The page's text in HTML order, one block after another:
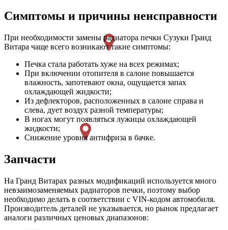
Симптомы и причины неисправности
При необходимости замены радиатора печки Сузуки Гранд
Витара чаще всего возникают такие симптомы:
Печка стала работать хуже на всех режимах;
При включении отопителя в салоне повышается
влажность, запотевают окна, ощущается запах
охлаждающей жидкости;
Из дефлекторов, расположенных в салоне справа и
слева, дует воздух разной температуры;
В ногах могут появляться лужицы охлаждающей
жидкости;
Снижение уровня антифриза в бачке.
Запчасти
На Гранд Витарах разных модификаций используется много
невзаимозаменяемых радиаторов печки, поэтому выбор
необходимо делать в соответствии с VIN-кодом автомобиля.
Производитель деталей не указывается, но рынок предлагает
аналоги различных ценовых диапазонов: